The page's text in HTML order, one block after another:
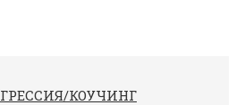
КОУЧИНГ